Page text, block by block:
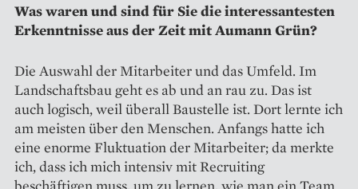
Was waren und sind für Sie die interessantesten
Erkenntnisse aus der Zeit mit Aumann Grün?
Die Auswahl der Mitarbeiter und das Umfeld. Im
Landschaftsbau geht es ab und an rau zu. Das ist
auch logisch, weil überall Baustelle ist. Dort lernte ich
am meisten über den Menschen. Anfangs hatte ich
eine enorme Fluktuation der Mitarbeiter; da merkte
ich, dass ich mich intensiv mit Recruiting
beschäftigen muss, um zu lernen, wie man ein Team